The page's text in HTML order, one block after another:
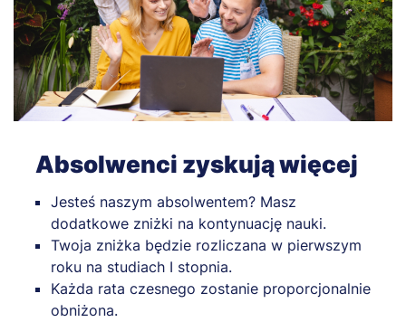
Absolwenci zyskują więcej
Jesteś naszym absolwentem? Masz
dodatkowe zniżki na kontynuację nauki.
Twoja zniżka będzie rozliczana w pierwszym
roku na studiach I stopnia.
Każda rata czesnego zostanie proporcjonalnie
obniżona.